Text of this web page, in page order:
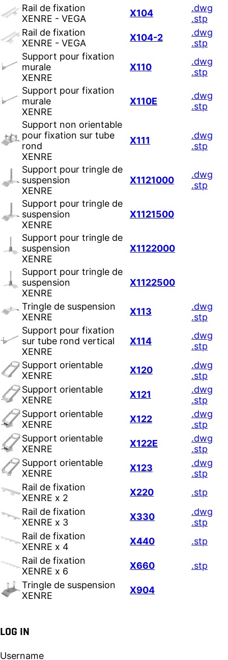
Rail de fixation
XENRE - VEGA
X104
.dwg
.stp
Rail de fixation
XENRE - VEGA
X104-2
.dwg
.stp
Support pour fixation
murale
XENRE
X110
.dwg
.stp
Support pour fixation
murale
XENRE
X110E
.dwg
.stp
Support non orientable
pour fixation sur tube
rond
XENRE
X111
.dwg
.stp
Support pour tringle de
suspension
XENRE
X1121000
.dwg
.stp
Support pour tringle de
suspension
XENRE
X1121500
Support pour tringle de
suspension
XENRE
X1122000
Support pour tringle de
suspension
XENRE
X1122500
Tringle de suspension
XENRE
X113
.dwg
.stp
Support pour fixation
sur tube rond vertical
XENRE
X114
.dwg
.stp
Support orientable
XENRE
X120
.dwg
.stp
Support orientable
XENRE
X121
.dwg
.stp
Support orientable
XENRE
X122
.dwg
.stp
Support orientable
XENRE
X122E
.dwg
.stp
Support orientable
XENRE
X123
.dwg
.stp
Rail de fixation
XENRE x 2
X220
.stp
Rail de fixation
XENRE x 3
X330
.dwg
.stp
Rail de fixation
XENRE x 4
X440
.stp
Rail de fixation
XENRE x 6
X660
.stp
Tringle de suspension
XENRE
X904
LOG IN
Username